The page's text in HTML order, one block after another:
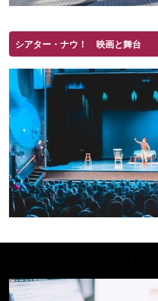
シアター・ナウ！ 映画と舞台